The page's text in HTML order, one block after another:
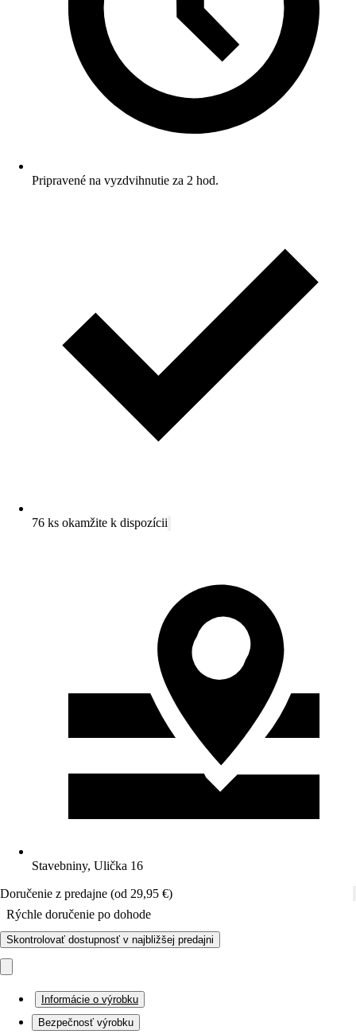
Pripravené na vyzdvihnutie za 2 hod.
76 ks okamžite k dispozícii
Stavebniny, Ulička 16
Doručenie z predajne (od 29,95 €)
Rýchle doručenie po dohode
Skontrolovať dostupnosť v najbližšej predajni
Informácie o výrobku
Bezpečnosť výrobku